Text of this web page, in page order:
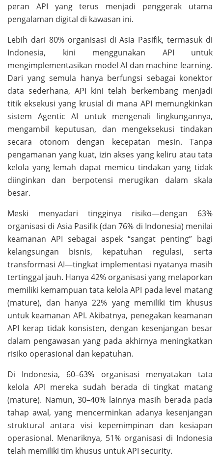
peran API yang terus menjadi penggerak utama
pengalaman digital di kawasan ini.
Lebih dari 80% organisasi di Asia Pasifik, termasuk di
Indonesia, kini menggunakan API untuk
mengimplementasikan model AI dan machine learning.
Dari yang semula hanya berfungsi sebagai konektor
data sederhana, API kini telah berkembang menjadi
titik eksekusi yang krusial di mana API memungkinkan
sistem Agentic AI untuk mengenali lingkungannya,
mengambil keputusan, dan mengeksekusi tindakan
secara otonom dengan kecepatan mesin. Tanpa
pengamanan yang kuat, izin akses yang keliru atau tata
kelola yang lemah dapat memicu tindakan yang tidak
diinginkan dan berpotensi merugikan dalam skala
besar.
Meski menyadari tingginya risiko—dengan 63%
organisasi di Asia Pasifik (dan 76% di Indonesia) menilai
keamanan API sebagai aspek “sangat penting” bagi
kelangsungan bisnis, kepatuhan regulasi, serta
transformasi AI—tingkat implementasi nyatanya masih
tertinggal jauh. Hanya 42% organisasi yang melaporkan
memiliki kemampuan tata kelola API pada level matang
(mature), dan hanya 22% yang memiliki tim khusus
untuk keamanan API. Akibatnya, penegakan keamanan
API kerap tidak konsisten, dengan kesenjangan besar
dalam pengawasan yang pada akhirnya meningkatkan
risiko operasional dan kepatuhan.
Di Indonesia, 60–63% organisasi menyatakan tata
kelola API mereka sudah berada di tingkat matang
(mature). Namun, 30–40% lainnya masih berada pada
tahap awal, yang mencerminkan adanya kesenjangan
struktural antara visi kepemimpinan dan kesiapan
operasional. Menariknya, 51% organisasi di Indonesia
telah memiliki tim khusus untuk API security.